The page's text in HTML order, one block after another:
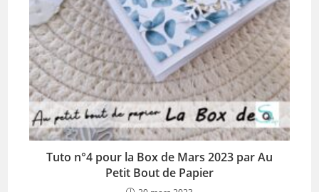
Tuto n°4 pour la Box de Mars 2023 par Au
Petit Bout de Papier